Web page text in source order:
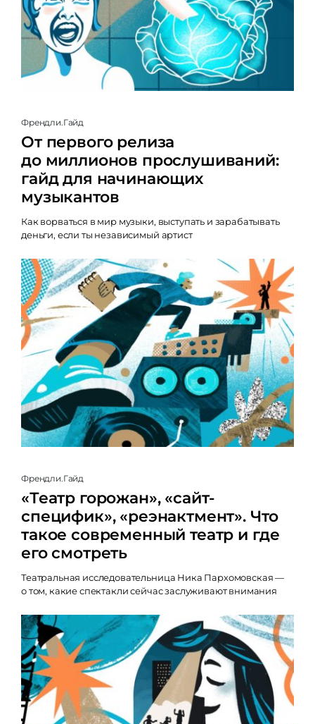
Френдли.Гайд
От первого релиза
до миллионов прослушиваний:
гайд для начинающих
музыкантов
Как ворваться в мир музыки, выступать и зарабатывать
деньги, если ты независимый артист
Френдли.Гайд
«Театр горожан», «сайт-
специфик», «реэнактмент». Что
такое современный театр и где
его смотреть
Театральная исследовательница Ника Пархомовская —
о том, какие спектакли сейчас заслуживают внимания